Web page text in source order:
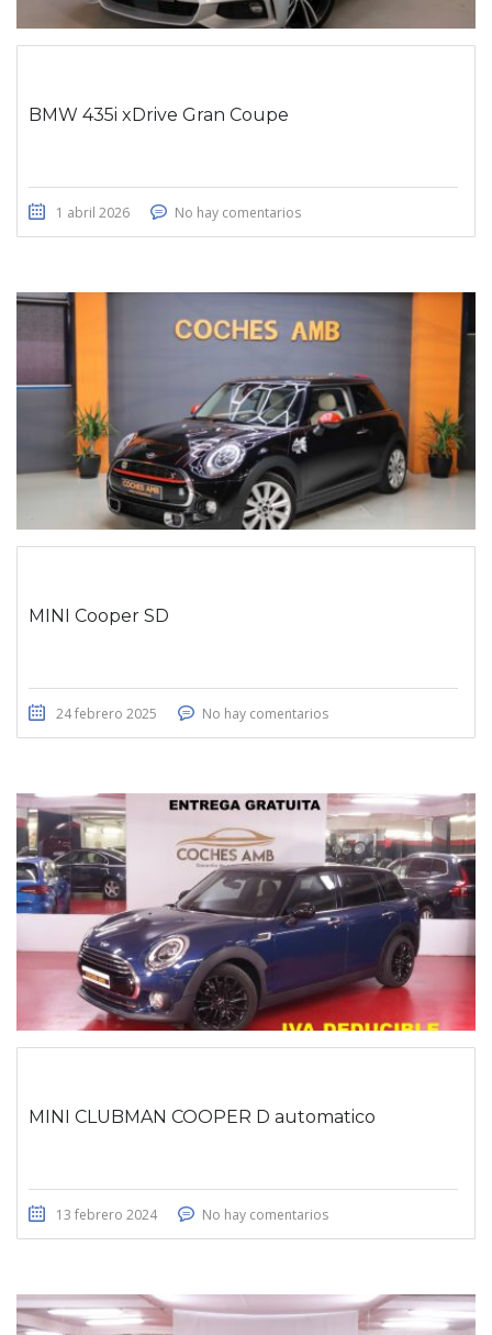
BMW 435i xDrive Gran Coupe
1 abril 2026 No hay comentarios
MINI Cooper SD
24 febrero 2025 No hay comentarios
MINI CLUBMAN COOPER D automatico
13 febrero 2024 No hay comentarios